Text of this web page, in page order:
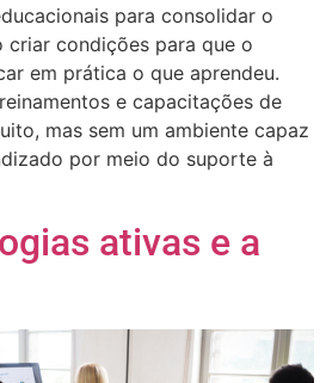
para consolidar o
criar condições para que o
em prática o que aprendeu.
e capacitações de
mas sem um ambiente capaz
por meio do suporte à
ativas e a